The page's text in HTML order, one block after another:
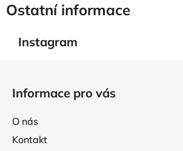
Ostatní informace
Instagram
Informace pro vás
O nás
Kontakt